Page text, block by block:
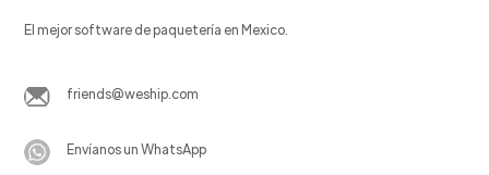
El mejor software de paquetería en Mexico.
friends@weship.com
Envíanos un WhatsApp